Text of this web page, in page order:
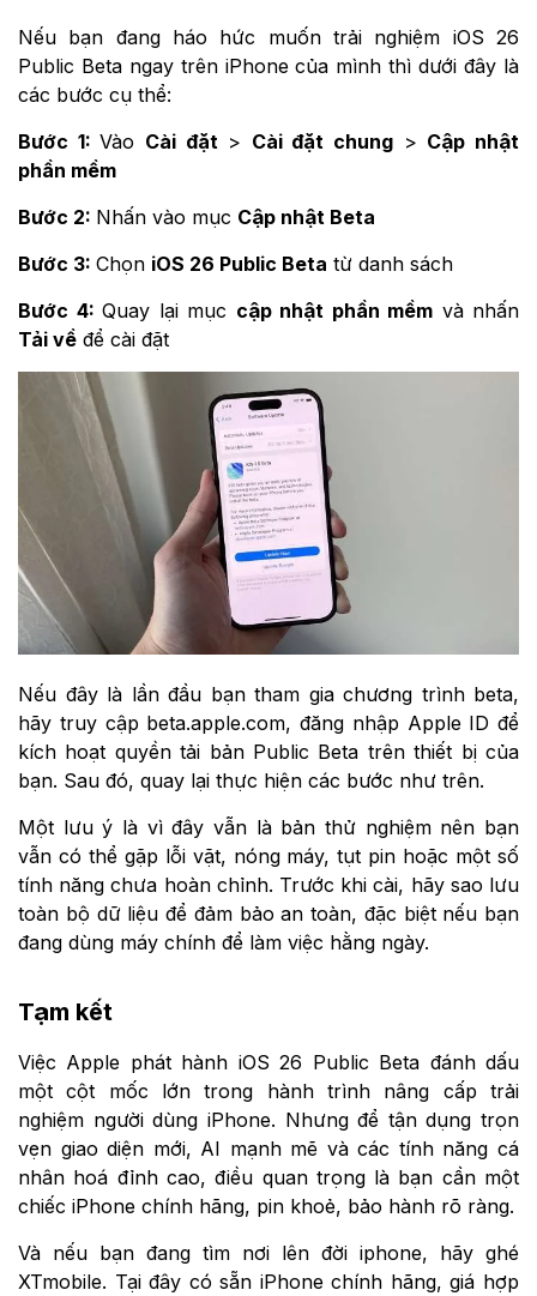
Nếu bạn đang háo hức muốn trải nghiệm iOS 26
Public Beta ngay trên iPhone của mình thì dưới đây là
các bước cụ thể:
Bước 1:Vào Cài đặt> Cài đặt chung > Cập nhật
phần mềm
Bước 2: Nhấn vào mục Cập nhật Beta
Bước 3: Chọn iOS 26 Public Beta từ danh sách
Bước 4: Quay lại mục cập nhật phần mềm và nhấn
Tải về để cài đặt
Nếu đây là lần đầu bạn tham gia chương trình beta,
hãy truy cập beta.apple.com, đăng nhập Apple ID để
kích hoạt quyền tải bản Public Beta trên thiết bị của
bạn. Sau đó, quay lại thực hiện các bước như trên.
Một lưu ý là vì đây vẫn là bản thử nghiệm nên bạn
vẫn có thể gặp lỗi vặt, nóng máy, tụt pin hoặc một số
tính năng chưa hoàn chỉnh. Trước khi cài, hãy sao lưu
toàn bộ dữ liệu để đảm bảo an toàn, đặc biệt nếu bạn
đang dùng máy chính để làm việc hằng ngày.
Tạm kết
Việc Apple phát hành iOS 26 Public Beta đánh dấu
một cột mốc lớn trong hành trình nâng cấp trải
nghiệm người dùng iPhone. Nhưng để tận dụng trọn
vẹn giao diện mới, AI mạnh mẽ và các tính năng cá
nhân hoá đỉnh cao, điều quan trọng là bạn cần một
chiếc iPhone chính hãng, pin khoẻ, bảo hành rõ ràng.
Và nếu bạn đang tìm nơi lên đời iphone, hãy ghé
XTmobile. Tại đây có sẵn iPhone chính hãng, giá hợp